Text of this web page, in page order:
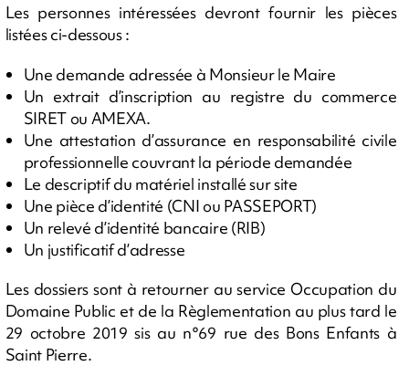
Les personnes intéressées devront fournir les pièces
listées ci-dessous :
Une demande adressée à Monsieur le Maire
Un extrait d’inscription au registre du commerce
SIRET ou AMEXA.
Une attestation d’assurance en responsabilité civile
professionnelle couvrant la période demandée
Le descriptif du matériel installé sur site
Une pièce d’identité (CNI ou PASSEPORT)
Un relevé d’identité bancaire (RIB)
Un justificatif d’adresse
Les dossiers sont à retourner au service Occupation du
Domaine Public et de la Règlementation au plus tard le
29 octobre 2019 sis au n°69 rue des Bons Enfants à
Saint Pierre.